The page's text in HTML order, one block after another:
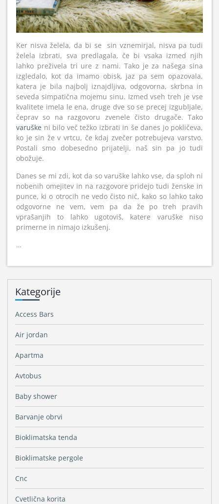
Ker nisva želela, da bi se sin vznemirjal, nisva pa tudi
želela izbrati, sva predlagala, če bi vsaka izmed njih
lahko preživela tri ure z nami. Tako je za našega sina
izgledalo, kot da imamo obisk, jaz pa sem opazovala,
katera je bila najbolj iznajdljiva, odgovorna, skrbna in
seveda simpatična mojemu sinu. Izmed vseh treh je vse
kvalitete imela le ena, druge dve so se precej izgubljale,
čeprav so na razgovoru zvenele čisto drugače. Tako
varuške ni bilo več težko izbrati in še danes jo pokličeva,
ko je sin že v vrtcu, če kdaj zvečer potrebujeva varstvo.
Postali smo dobesedno prijatelji, naš sin pa jo tudi
obožuje.
Danes se mi zdi, kot da so varuške lahko vse, da sploh ni
nobenih omejitev in na razgovore pridejo tudi ženske in
punce, ki o otrocih ne vedo čisto nič, kako so lahko tako
odgovorne ne vem, vem pa da že po treh pravih
vprašanjih to lahko ugotoviš, katere varuške niso
primerne in nimajo izkušenj.
…
Kategorije
Access Bars
Air jordan
Apartma
Avtobus
Baby shower
Barvanje obrvi
Bioklimatska tenda
Bioklimatske pergole
Cnc
Cvetlična korita